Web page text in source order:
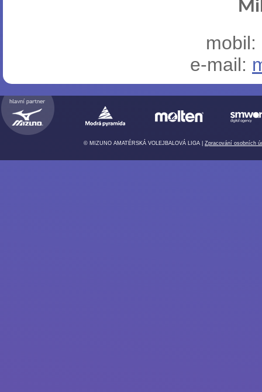
e-mail:
© MIZUNO AMATÉRSKÁ VOLEJBALOVÁ LIGA | Zpracování osobních